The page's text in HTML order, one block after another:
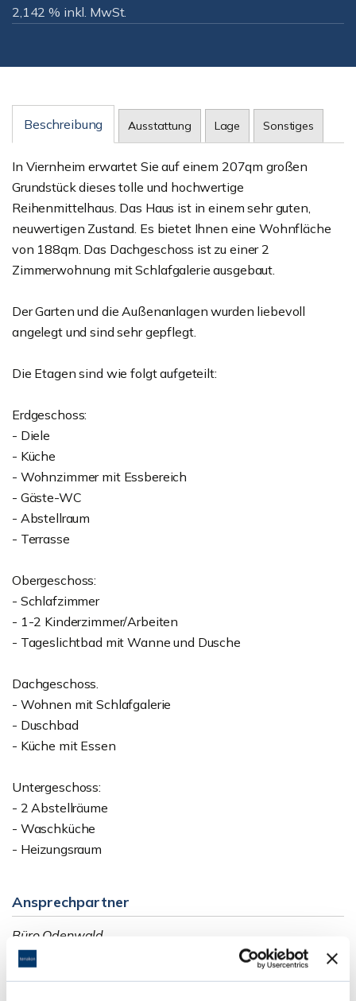
2,142 % inkl. MwSt.
Beschreibung Ausstattung Lage Sonstiges
In Viernheim erwartet Sie auf einem 207qm großen
Grundstück dieses tolle und hochwertige
Reihenmittelhaus. Das Haus ist in einem sehr guten,
neuwertigen Zustand. Es bietet Ihnen eine Wohnfläche
von 188qm. Das Dachgeschoss ist zu einer 2
Zimmerwohnung mit Schlafgalerie ausgebaut.
Der Garten und die Außenanlagen wurden liebevoll
angelegt und sind sehr gepflegt.
Die Etagen sind wie folgt aufgeteilt:
Erdgeschoss:
- Diele
- Küche
- Wohnzimmer mit Essbereich
- Gäste-WC
- Abstellraum
- Terrasse
Obergeschoss:
- Schlafzimmer
- 1-2 Kinderzimmer/Arbeiten
- Tageslichtbad mit Wanne und Dusche
Dachgeschoss.
- Wohnen mit Schlafgalerie
- Duschbad
- Küche mit Essen
Untergeschoss:
- 2 Abstellräume
- Waschküche
- Heizungsraum
Ansprechpartner
Büro Odenwald
Telefon: 06207 - 203 12 46
Telefax: 06071 - 391 99 79